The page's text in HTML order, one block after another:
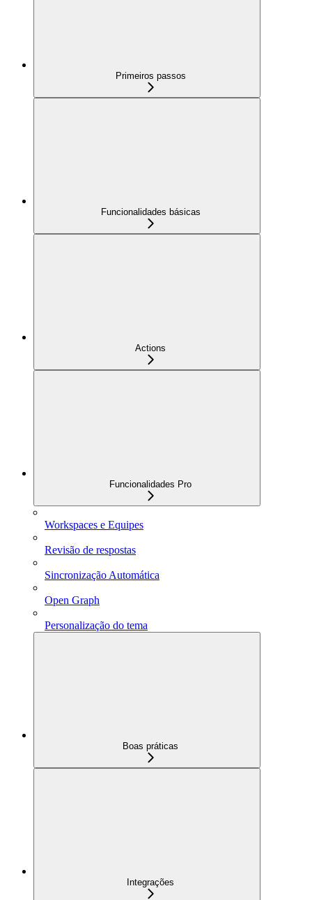
Primeiros passos
Funcionalidades básicas
Actions
Funcionalidades Pro
Workspaces e Equipes
Revisão de respostas
Sincronização Automática
Open Graph
Personalização do tema
Boas práticas
Integrações